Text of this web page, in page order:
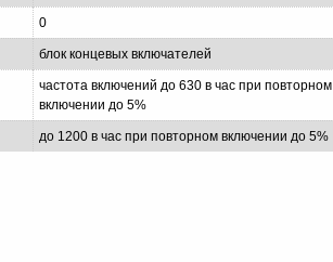
0
блок концевых включателей
частота включений до 630 в час при повторном
включении до 5%
до 1200 в час при повторном включении до 5%